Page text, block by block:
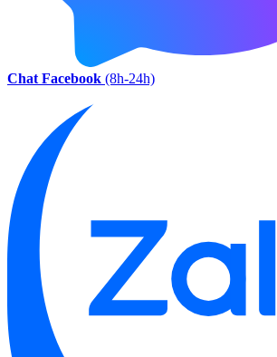
Chat Facebook (8h-24h)